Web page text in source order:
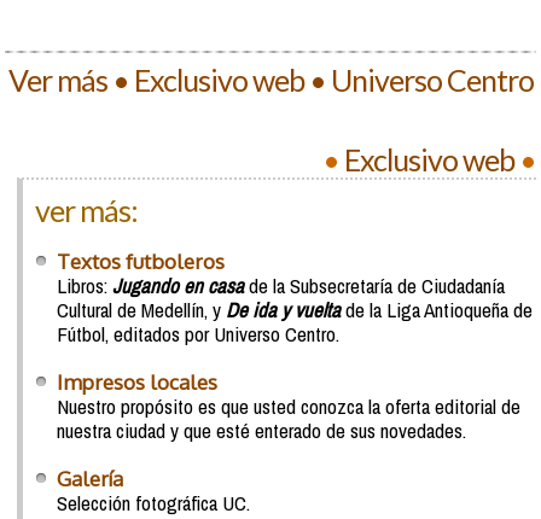
Ver más • Exclusivo web • Universo Centro
• Exclusivo web•
ver más:
Textos futboleros
Libros:Jugando en casade la Subsecretaría de Ciudadanía
Cultural de Medellín, y De ida y vueltade la Liga Antioqueña de
Fútbol, editados por Universo Centro.
Impresos locales
Nuestro propósito es que usted conozca la oferta editorial de
nuestra ciudad y que esté enterado de sus novedades.
Galería
Selección fotográfica UC.